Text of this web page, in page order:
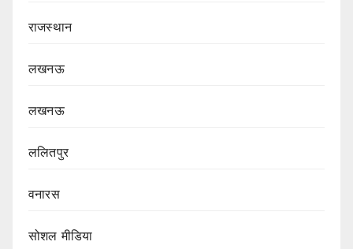
राजस्थान
लखनऊ
लखनऊ
ललितपुर
वनारस
सोशल मीडिया